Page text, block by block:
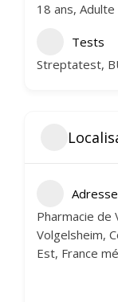
18 ans, Adulte
Tests
Streptatest,
Adresse
Pharmacie de
Volgelsheim,
Est, France